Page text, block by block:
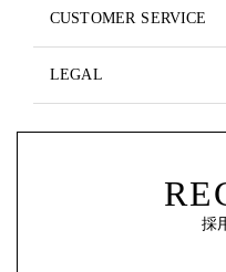
CUSTOMER SERVICE
LEGAL
採